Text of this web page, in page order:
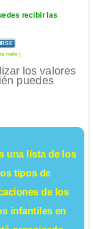
recibir las
nada )
los valores
puedes
una lista de los
tipos de
de los
infantilesen